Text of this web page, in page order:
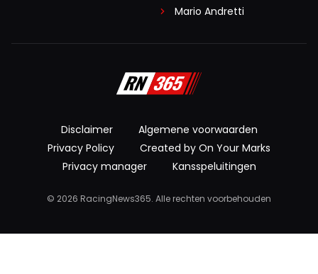
Mario Andretti
Disclaimer
Algemene voorwaarden
Privacy Policy
Created by On Your Marks
Privacy manager
Kansspeluitingen
© 2026 RacingNews365. Alle rechten voorbehouden